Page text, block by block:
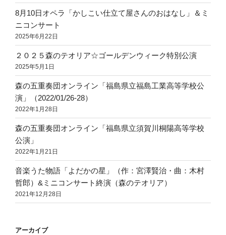
8月10日オペラ「かしこい仕立て屋さんのおはなし」＆ミ
ニコンサート
2025年6月22日
２０２５森のテオリア☆ゴールデンウィーク特別公演
2025年5月1日
森の五重奏団オンライン「福島県立福島工業高等学校公
演」（2022/01/26-28）
2022年1月28日
森の五重奏団オンライン「福島県立須賀川桐陽高等学校
公演」
2022年1月21日
音楽うた物語「よだかの星」（作：宮澤賢治・曲：木村
哲郎）&ミニコンサート終演（森のテオリア）
2021年12月28日
アーカイブ